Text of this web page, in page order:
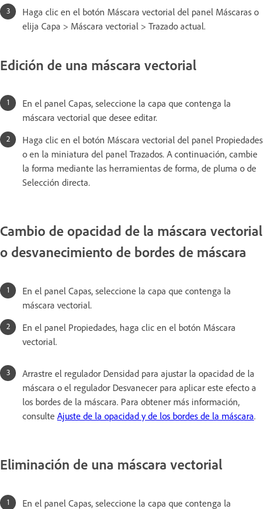
Haga clic en el botón Máscara vectorial del panel Máscaras o
elija Capa > Máscara vectorial > Trazado actual.
Edición de una máscara vectorial
En el panel Capas, seleccione la capa que contenga la
máscara vectorial que desee editar.
Haga clic en el botón Máscara vectorial del panel Propiedades
o en la miniatura del panel Trazados. A continuación, cambie
la forma mediante las herramientas de forma, de pluma o de
Selección directa.
Cambio de opacidad de la máscara vectorial
o desvanecimiento de bordes de máscara
En el panel Capas, seleccione la capa que contenga la
máscara vectorial.
En el panel Propiedades, haga clic en el botón Máscara
vectorial.
Arrastre el regulador Densidad para ajustar la opacidad de la
máscara o el regulador Desvanecer para aplicar este efecto a
los bordes de la máscara. Para obtener más información,
consulte Ajuste de la opacidad y de los bordes de la máscara.
Eliminación de una máscara vectorial
En el panel Capas, seleccione la capa que contenga la